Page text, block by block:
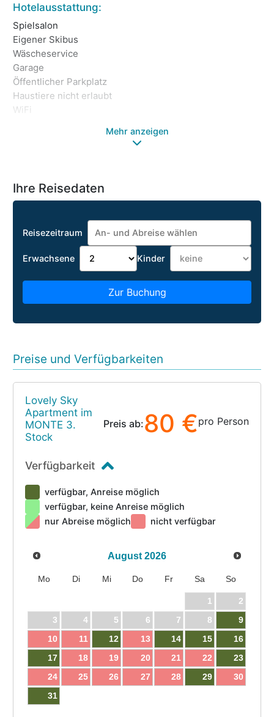
Hotelausstattung:
Spielsalon
Eigener Skibus
Wäscheservice
Garage
Öffentlicher Parkplatz
Haustiere nicht erlaubt
WiFi
Mehr anzeigen
Ihre Reisedaten
Reisezeitraum
Erwachsene Kinder
Zur Buchung
Preise und Verfügbarkeiten
Lovely Sky
Apartment im
MONTE 3.
Stock
Preis ab:80 €pro Person
Verfügbarkeit
verfügbar, Anreise möglich
verfügbar, keine Anreise möglich
nur Abreise möglich
nicht verfügbar
August 2026
Mo Di Mi Do Fr Sa So
1
2
3
4 5 6 7 8
9
10
11 12 13 14 15
16
17
18 19 20 21 22
23
24
25 26 27 28 29
30
31